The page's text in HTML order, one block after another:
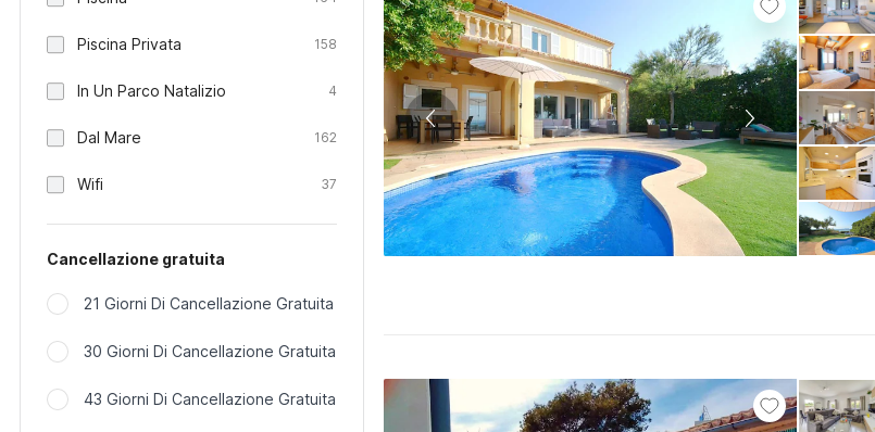
Piscina Privata 158
In Un Parco Natalizio 4
Dal Mare 162
Wifi 37
Cancellazione gratuita
21 Giorni Di Cancellazione Gratuita
30 Giorni Di Cancellazione Gratuita
43 Giorni Di Cancellazione Gratuita